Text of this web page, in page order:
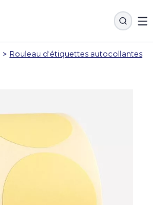
> Rouleau d'étiquettes autocollantes